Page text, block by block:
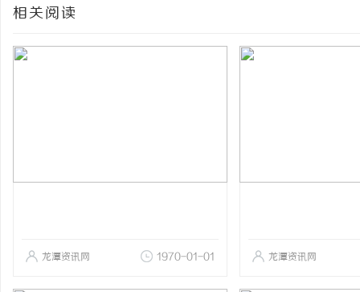
相关阅读
龙潭资讯网 1970-01-01 龙潭资讯网